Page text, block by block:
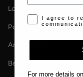
London
Paris
Amsterdam
Berlin
Opt-inI agree to
For more details